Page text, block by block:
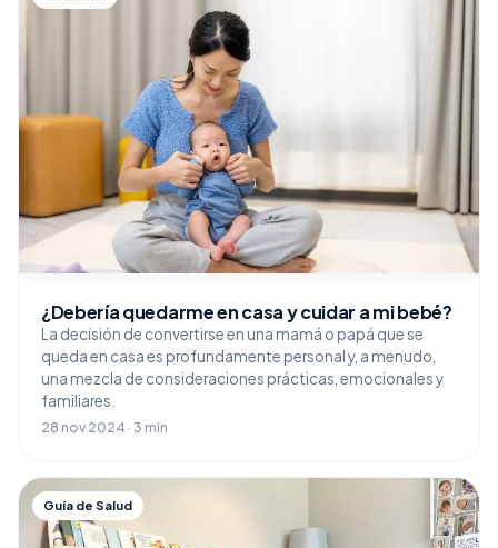
¿Debería quedarme en casa y cuidar a mi bebé?
La decisión de convertirse en una mamá o papá que se
queda en casa es profundamente personal y, a menudo,
una mezcla de consideraciones prácticas, emocionales y
familiares.
28 nov 2024 · 3 min
Guía de Salud